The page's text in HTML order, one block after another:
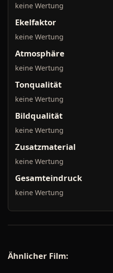
keine Wertung
Ekelfaktor
keine Wertung
Atmosphäre
keine Wertung
Tonqualität
keine Wertung
Bildqualität
keine Wertung
Zusatzmaterial
keine Wertung
Gesamteindruck
keine Wertung
Ähnlicher Film: